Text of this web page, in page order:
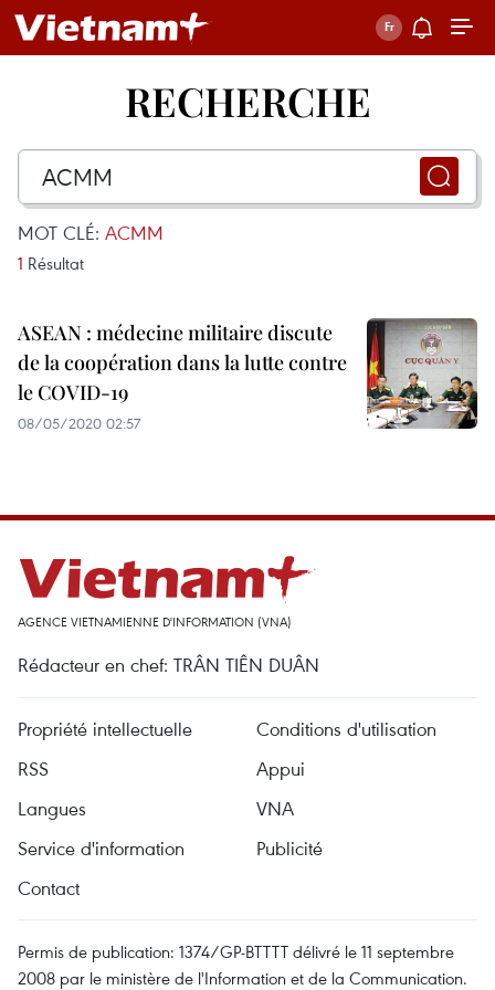
RECHERCHE
MOT CLÉ: ACMM
1 Résultat
ASEAN : médecine militaire discute
de la coopération dans la lutte contre
le COVID-19
08/05/2020 02:57
AGENCE VIETNAMIENNE D'INFORMATION (VNA)
Rédacteur en chef: TRÂN TIÊN DUÂN
Propriété intellectuelle
Conditions d'utilisation
RSS
Appui
Langues
VNA
Service d'information
Publicité
Contact
Permis de publication: 1374/GP-BTTTT délivré le 11 septembre
2008 par le ministère de l'Information et de la Communication.